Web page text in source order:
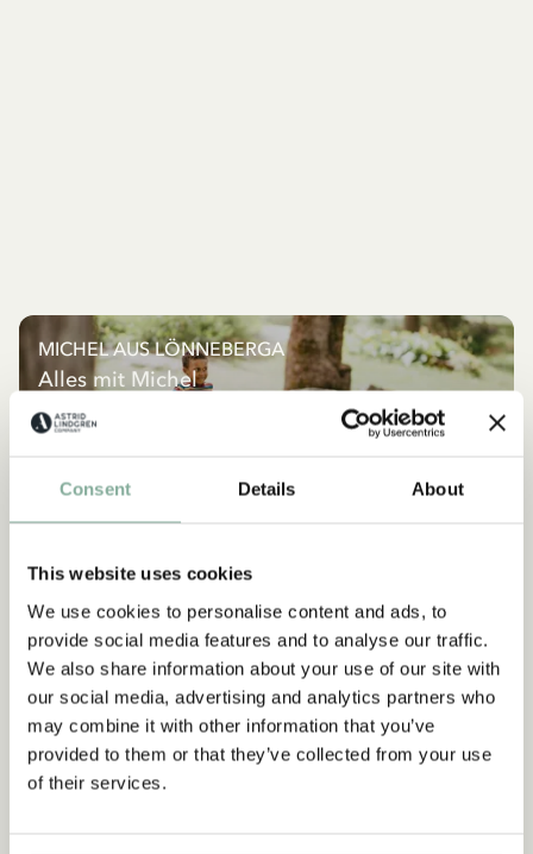
Consent Details About
This website uses cookies
We use cookies to personalise content and ads, to
provide social media features and to analyse our traffic.
We also share information about your use of our site with
our social media, advertising and analytics partners who
may combine it with other information that you’ve
provided to them or that they’ve collected from your use
of their services.
MICHEL AUS LÖNNEBERGA
Alles mit Michel
ALLES MIT MICHEL